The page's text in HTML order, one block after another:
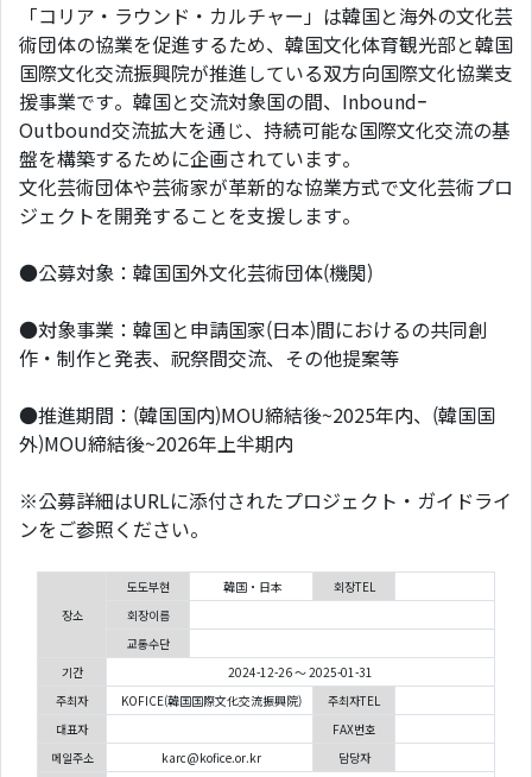
「コリア・ラウンド・カルチャー」は韓国と海外の⽂化芸
術団体の協業を促進するため、韓国⽂化体育観光部と韓国
国際⽂化交流振興院が推進している双⽅向国際⽂化協業⽀
援事業です。韓国と交流対象国の間、Inboundｰ
Outbound交流拡⼤を通じ、持続可能な国際⽂化交流の基
盤を構築するために企画されています。
⽂化芸術団体や芸術家が⾰新的な協業⽅式で⽂化芸術プロ
ジェクトを開発することを⽀援します。
●公募対象：韓国国外⽂化芸術団体(機関)
●対象事業：韓国と申請国家(⽇本)間におけるの共同創
作・制作と発表、祝祭間交流、その他提案等
●推進期間：(韓国国内)MOU締結後~2025年内、(韓国国
外)MOU締結後~2026年上半期内
※公募詳細はURLに添付されたプロジェクト・ガイドライ
ンをご参照ください。
장소
도도부현 韓国・日本
회장TEL
회장이름
교통수단
기간
2024-12-26 ～ 2025-01-31
주최자
KOFICE(韓国国際文化交流振興院)
주최자TEL
대표자
FAX번호
메일주소
karc@kofice.or.kr 담당자